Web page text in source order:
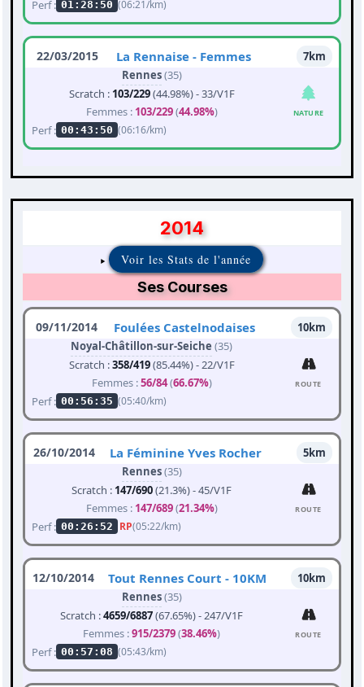
Perf : 01:28:50 (06:21/km)
22/03/2015 La Rennaise - Femmes
7km
Rennes(35)
Scratch : 103/229(44.98%) - 33/V1F
Femmes : 103/229(44.98%)
Perf : 00:43:50 (06:16/km)
NATURE
2014
Voir les Stats de l'année
Ses Courses
09/11/2014 Foulées Castelnodaises
10km
Noyal-Châtillon-sur-Seiche (35)
Scratch :358/419(85.44%) - 22/V1F
Femmes :56/84(66.67%)
Perf : 00:56:35 (05:40/km)
ROUTE
26/10/2014 La Féminine Yves Rocher
5km
Rennes(35)
Scratch : 147/690(21.3%) - 45/V1F
Femmes : 147/689(21.34%)
Perf : 00:26:52 RP(05:22/km)
ROUTE
12/10/2014 Tout Rennes Court - 10KM
10km
Rennes(35)
Scratch :4659/6887(67.65%) - 247/V1F
Femmes :915/2379(38.46%)
Perf : 00:57:08 (05:43/km)
ROUTE